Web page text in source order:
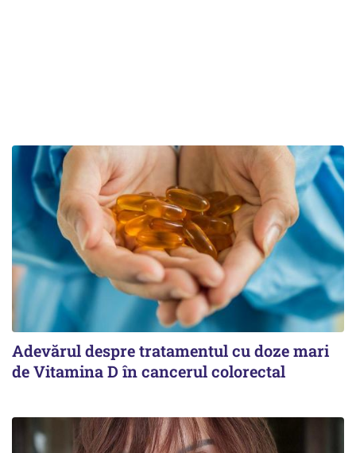
Adevărul despre tratamentul cu doze mari
de Vitamina D în cancerul colorectal